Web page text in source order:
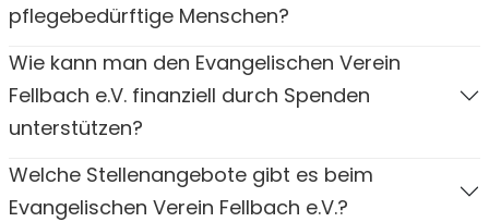
pflegebedürftige Menschen?
Wie kann man den Evangelischen Verein
Fellbach e.V. finanziell durch Spenden
unterstützen?
Welche Stellenangebote gibt es beim
Evangelischen Verein Fellbach e.V.?